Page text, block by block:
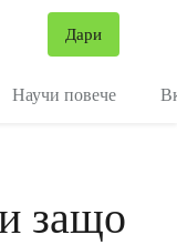
Дари
Научи повече
защо